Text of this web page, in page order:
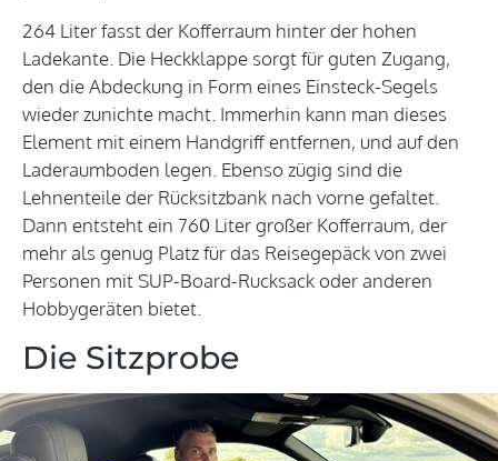
264 Liter fasst der Kofferraum hinter der hohen
Ladekante. Die Heckklappe sorgt für guten Zugang,
den die Abdeckung in Form eines Einsteck-Segels
wieder zunichte macht. Immerhin kann man dieses
Element mit einem Handgriff entfernen, und auf den
Laderaumboden legen. Ebenso zügig sind die
Lehnenteile der Rücksitzbank nach vorne gefaltet.
Dann entsteht ein 760 Liter großer Kofferraum, der
mehr als genug Platz für das Reisegepäck von zwei
Personen mit SUP-Board-Rucksack oder anderen
Hobbygeräten bietet.
Die Sitzprobe